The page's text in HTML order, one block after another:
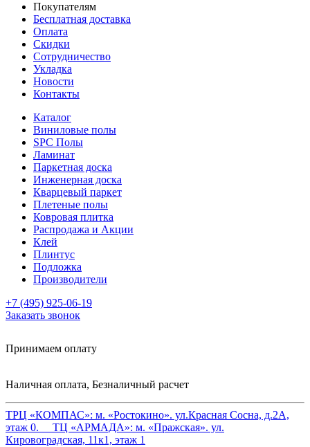
Покупателям
Бесплатная доставка
Оплата
Скидки
Сотрудничество
Укладка
Новости
Контакты
Каталог
Виниловые полы
SPC Полы
Ламинат
Паркетная доска
Инженерная доска
Кварцевый паркет
Плетеные полы
Ковровая плитка
Распродажа и Акции
Клей
Плинтус
Подложка
Производители
+7 (495) 925-06-19
Заказать звонок
Принимаем оплату
Наличная оплата, Безналичный расчет
ТРЦ «КОМПАС»: м. «Ростокино». ул.Красная Сосна, д.2А,
этаж 0. ТЦ «АРМАДА»: м. «Пражская». ул.
Кировоградская, 11к1, этаж 1